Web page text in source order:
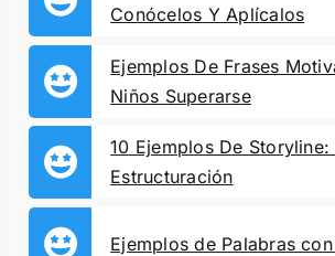
Conócelos Y Aplícalos
Ejemplos De Frases
Niños Superarse
10 Ejemplos De
Estructuración
Ejemplos de Palabras